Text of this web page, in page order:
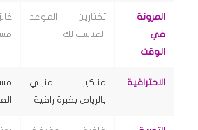
المرونة
في
الوقت
تختارين الموعد
المناسب لكِ
الاحترافية
مناكير منزلي
بالرياض بخبرة راقية